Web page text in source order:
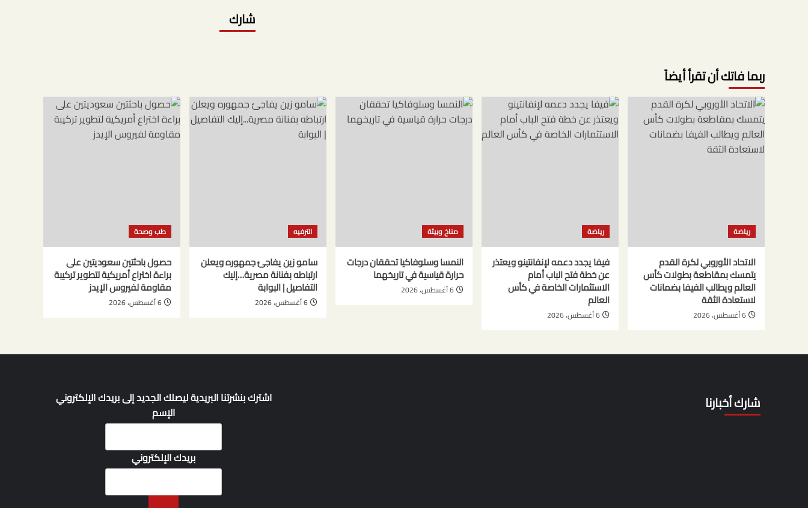
شارك
ربما فاتك أن تقرأ أيضاً
رياضة
الاتحاد الأوروبي لكرة القدم
يتمسك بمقاطعة بطولات كأس
العالم ويطالب الفيفا بضمانات
لاستعادة الثقة
6 أغسطس، 2026
رياضة
فيفا يجدد دعمه لإنفانتينو ويعتذر
عن خطة فتح الباب أمام
الاستثمارات الخاصة في كأس
العالم
6 أغسطس، 2026
مناخ وبيئة
النمسا وسلوفاكيا تحققان درجات
حرارة قياسية في تاريخهما
6 أغسطس، 2026
الترفيه
سامو زين يفاجئ جمهوره ويعلن
ارتباطه بفنانة مصرية…إليك
التفاصيل | البوابة
6 أغسطس، 2026
طب وصحة
حصول باحثتين سعوديتين على
براءة اختراع أمريكية لتطوير تركيبة
مقاومة لفيروس الإيدز
6 أغسطس، 2026
شارك أخبارنا
اشترك بنشرتنا البريدية ليصلك الجديد إلى بريدك الإلكتروني
الإسم
بريدك الإلكتروني